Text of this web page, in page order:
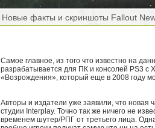
Новые факты и скриншоты Fallout
Самое главное, из того что известно на
разрабатывается для ПК и консолей PS3 с
«Возрождения», который еще в 2008 году
Авторы и издатели уже заявили, что новая
студии Interplay. Точно так же ничего не
временем шутер/РПГ от третьего лица.